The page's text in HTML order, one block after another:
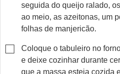
seguida do queijo ralado,
ao meio, as azeitonas, um
folhas de manjericão.
▢
Coloque o tabuleiro no
e deixe cozinhar durante
que a massa esteja cozida